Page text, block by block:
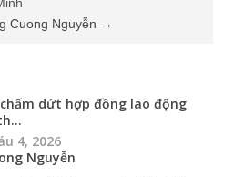
Cuong Nguyễn →
dứt hợp đồng lao động
4, 2026
Nguyễn